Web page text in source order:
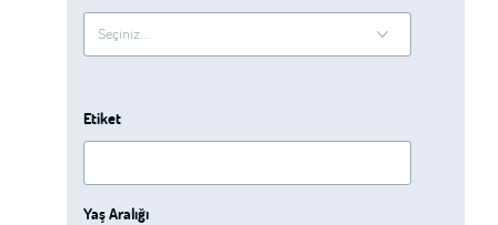
Etiket
Yaş Aralığı